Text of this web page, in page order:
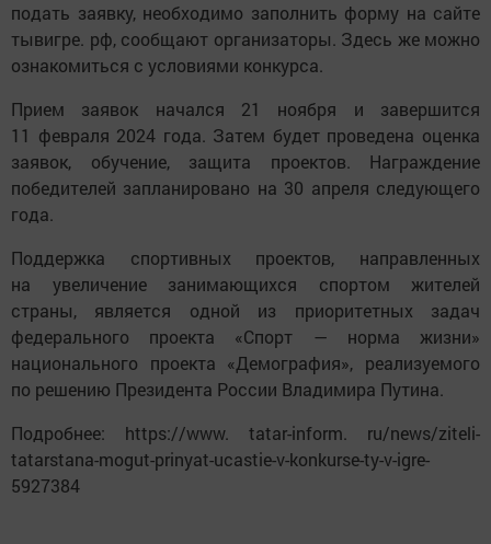
подать заявку, необходимо заполнить форму на сайте
тывигре. рф, сообщают организаторы. Здесь же можно
ознакомиться с условиями конкурса.
Прием заявок начался 21 ноября и завершится
11 февраля 2024 года. Затем будет проведена оценка
заявок, обучение, защита проектов. Награждение
победителей запланировано на 30 апреля следующего
года.
Поддержка спортивных проектов, направленных
на увеличение занимающихся спортом жителей
страны, является одной из приоритетных задач
федерального проекта «Спорт — норма жизни»
национального проекта «Демография», реализуемого
по решению Президента России Владимира Путина.
Подробнее: https://www. tatar-inform. ru/news/ziteli-
tatarstana-mogut-prinyat-ucastie-v-konkurse-ty-v-igre-
5927384